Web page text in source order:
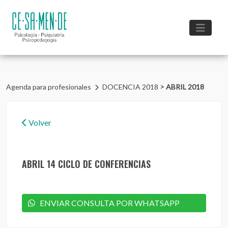
Agenda para profesionales DOCENCIA 2018 > ABRIL 2018
Volver
ABRIL 14 CICLO DE CONFERENCIAS
ENVIAR CONSULTA POR WHATSAPP